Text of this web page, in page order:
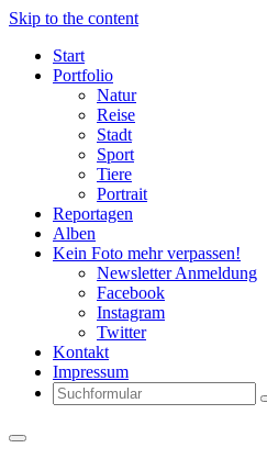
Skip to the content
Start
Portfolio
Natur
Reise
Stadt
Sport
Tiere
Portrait
Reportagen
Alben
Kein Foto mehr verpassen!
Newsletter Anmeldung
Facebook
Instagram
Twitter
Kontakt
Impressum